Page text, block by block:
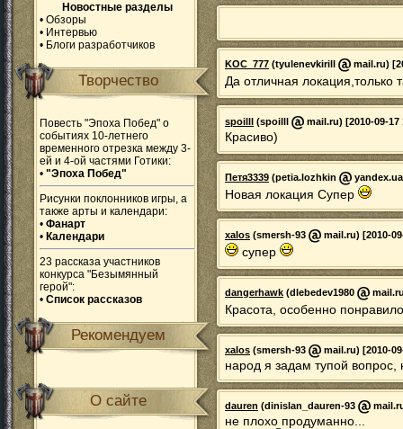
Новостные разделы
• Обзоры
• Интервью
• Блоги разработчиков
Творчество
Повесть "Эпоха Побед" о
событиях 10-летнего
временного отрезка между 3-
ей и 4-ой частями Готики:
• "Эпоха Побед"
Рисунки поклонников игры, а
также арты и календари:
• Фанарт
• Календари
23 рассказа участников
конкурса "Безымянный
герой":
• Список рассказов
Рекомендуем
О сайте
KOC_777 (tyulenevkirill mail.ru)
Да отличная локация,только
spoilll (spoilll mail.ru) [2010-09-17
Красиво)
Петя3339 (petia.lozhkin
Новая локация Супер
xalos (smersh-93 mail.ru) [2010-
супер
dangerhawk (dlebedev1980
Красота, особенно
xalos (smersh-93 mail.ru) [2010-
народ я задам тупой вопрос,
dauren (dinislan_dauren-93
не плохо продуманно...